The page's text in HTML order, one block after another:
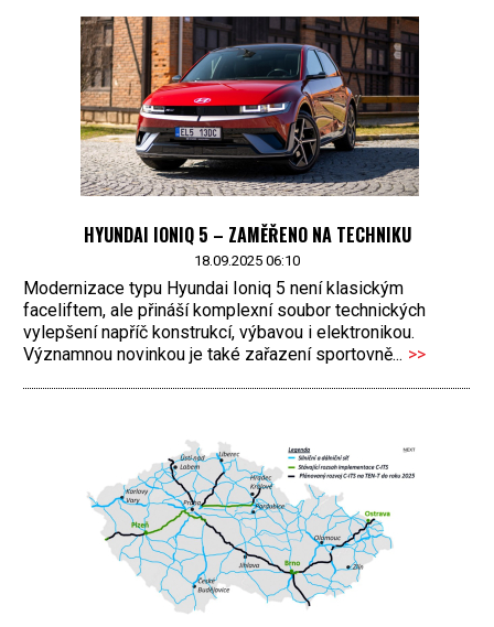
HYUNDAI IONIQ 5 – ZAMĚŘENO NA TECHNIKU
18.09.2025 06:10
Modernizace typu Hyundai Ioniq 5 není klasickým
faceliftem, ale přináší komplexní soubor technických
vylepšení napříč konstrukcí, výbavou i elektronikou.
Významnou novinkou je také zařazení sportovně... >>